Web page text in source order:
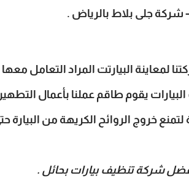
شركة جلى بلاط بالرياض .
البيارتت المراد التعامل معها
يقوم طاقم عملنا بأعمال التطهير
خروج الروائح الكريهة من البيارة
شركة تنظيف بيارات بحائل .